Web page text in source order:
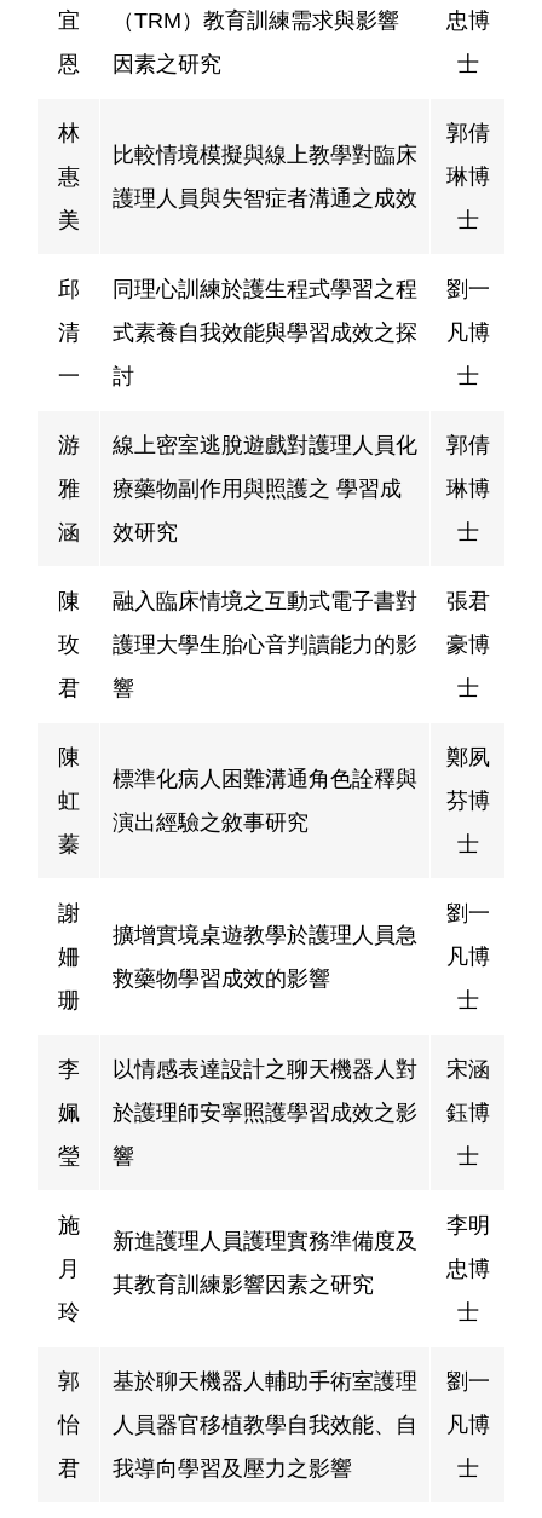
宜
恩
（TRM）教育訓練需求與影響
因素之研究
忠博
士
林
惠
美
比較情境模擬與線上教學對臨床
護理人員與失智症者溝通之成效
郭倩
琳博
士
邱
清
一
同理心訓練於護生程式學習之程
式素養自我效能與學習成效之探
討
劉一
凡博
士
游
雅
涵
線上密室逃脫遊戲對護理人員化
療藥物副作用與照護之 學習成
效研究
郭倩
琳博
士
陳
玫
君
融入臨床情境之互動式電子書對
護理大學生胎心音判讀能力的影
響
張君
豪博
士
陳
虹
蓁
標準化病人困難溝通角色詮釋與
演出經驗之敘事研究
鄭夙
芬博
士
謝
姍
珊
擴增實境桌遊教學於護理人員急
救藥物學習成效的影響
劉一
凡博
士
李
姵
瑩
以情感表達設計之聊天機器人對
於護理師安寧照護學習成效之影
響
宋涵
鈺博
士
施
月
玲
新進護理人員護理實務準備度及
其教育訓練影響因素之研究
李明
忠博
士
郭
怡
君
基於聊天機器人輔助手術室護理
人員器官移植教學自我效能、自
我導向學習及壓力之影響
劉一
凡博
士